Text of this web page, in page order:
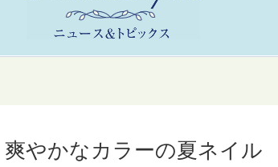
やかなカラーの夏ネイル